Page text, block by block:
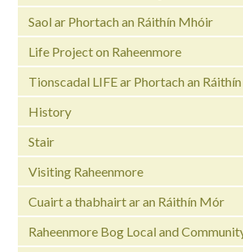
Saol ar Phortach an Ráithín Mhóir
Life Project on Raheenmore
Tionscadal LIFE ar Phortach an
History
Stair
Visiting Raheenmore
Cuairt a thabhairt ar an Ráithín Mór
Raheenmore Bog Local and